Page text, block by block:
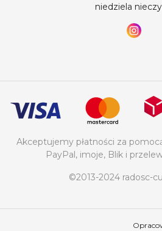
niedziela
Akceptujemy płatności za
PayPal, imoje, Blik i
©2013-2024 radosc-